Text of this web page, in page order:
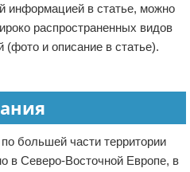
информацией в статье, можно
распространенных видов
(фото и описание в статье).
большей части территории
в Северо-Восточной Европе, в